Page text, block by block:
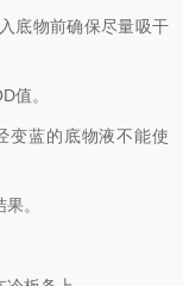
底物前确保尽量吸干
值。
变蓝的底物液不能使
。